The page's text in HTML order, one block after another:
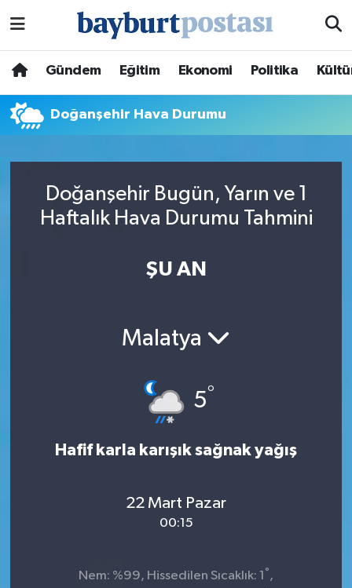
Gündem Eğitim Ekonomi Politika
Doğanşehir Hava Durumu
Doğanşehir Bugün, Yarın ve 1
Haftalık Hava Durumu Tahmini
ŞU AN
Malatya
5°
Hafif karla karışık sağnak yağış
22 Mart Pazar
00:15
Nem: %99, Hissedilen Sıcaklık: 1 ° ,
Hava Durumu
Süper Lig Puan Durumu ve Fikstür